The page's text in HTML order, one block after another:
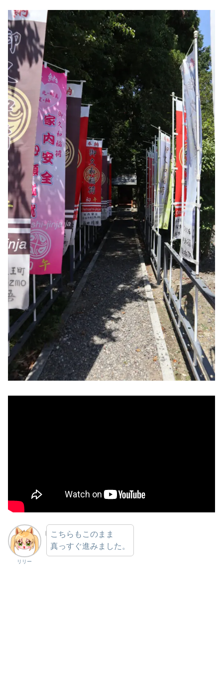
リリー
こちらもこのまま
真っすぐ進みました。